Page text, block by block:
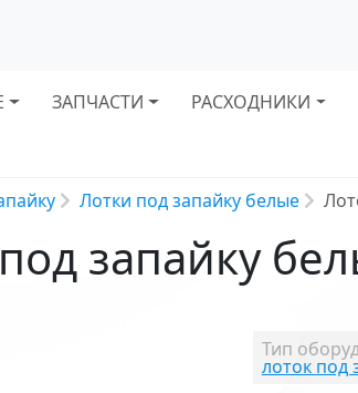
ЗАПЧАСТИ РАСХОДНИКИ
Лотки под запайку белые
запайку
Тип
лоток под